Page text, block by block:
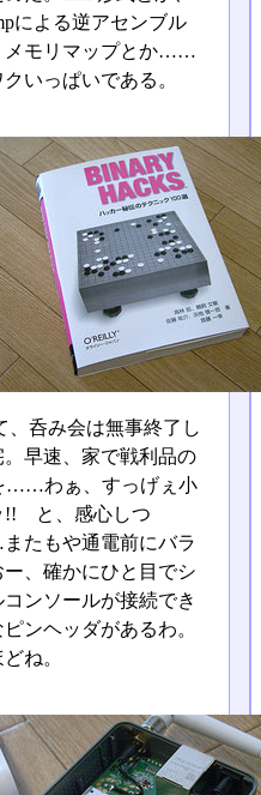
による逆アセンブル
メモリマップとか……
いっぱいである。
、呑み会は無事終了し
。早速、家で戦利品の
……わぁ、すっげぇ小
!! と、感心しつ
たもや通電前にバラ
ー、確かにひと目でシ
コンソールが接続でき
ンヘッダがあるわ。
ね。